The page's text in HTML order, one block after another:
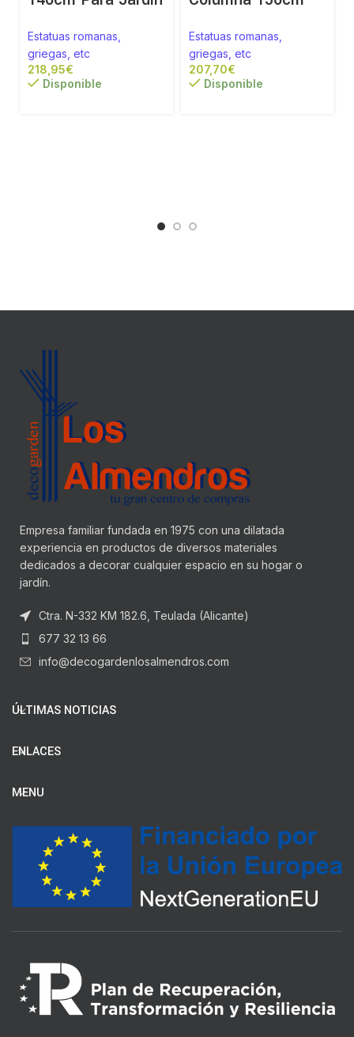
Estatuas romanas,
griegas, etc
€
Disponible
Estatuas romanas,
griegas, etc
€
Disponible
Empresa familiar fundada en 1975 con una dilatada
experiencia en productos de diversos materiales
dedicados a decorar cualquier espacio en su hogar o
jardín.
Ctra. N-332 KM 182.6, Teulada (Alicante)
677 32 13 66
info@decogardenlosalmendros.com
ÚLTIMAS NOTICIAS
ENLACES
MENU